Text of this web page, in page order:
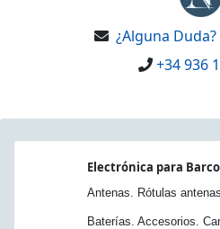
¿Alguna
+34 936
Electrónica para
Antenas. Rótulas
Baterías. Accesorios.